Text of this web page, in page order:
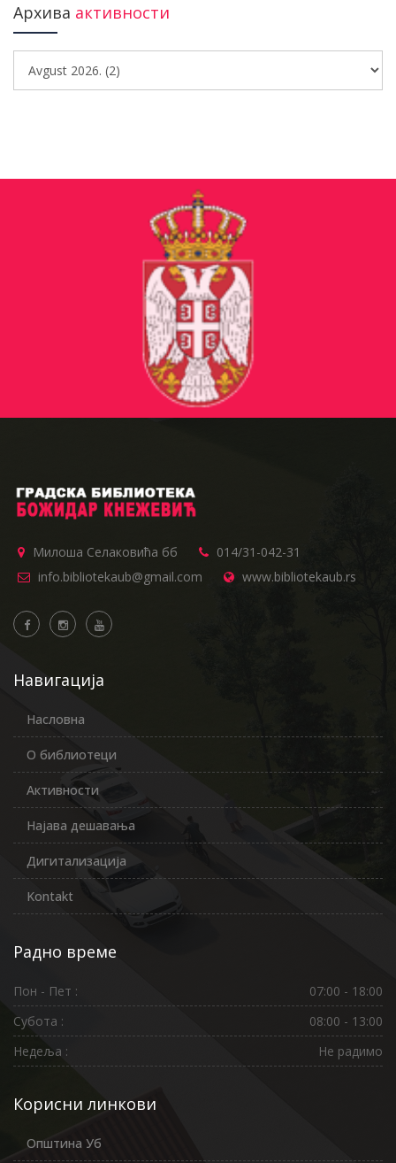
Архива активности
Милоша Селаковића бб
014/31-042-31
info.bibliotekaub@gmail.com
www.bibliotekaub.rs
Навигација
Насловна
О библиотеци
Активности
Најава дешавања
Дигитализација
Kontakt
Радно време
Пон - Пет :
07:00 - 18:00
Субота :
08:00 - 13:00
Недеља :
Не радимо
Корисни линкови
Општина Уб